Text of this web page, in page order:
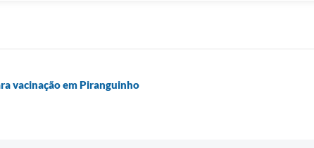
vacinação em Piranguinho